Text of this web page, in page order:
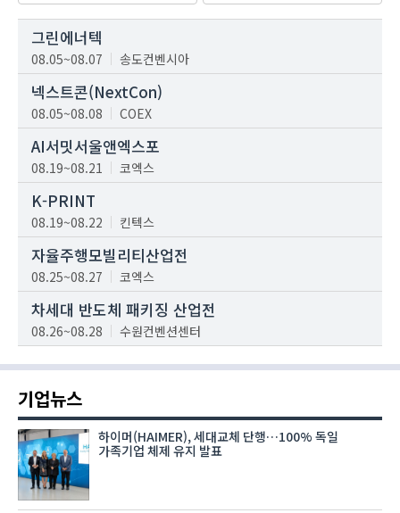
그린에너텍
08.05~08.07 송도컨벤시아
넥스트콘(NextCon)
08.05~08.08 COEX
AI서밋서울앤엑스포
08.19~08.21 코엑스
K-PRINT
08.19~08.22 킨텍스
자율주행모빌리티산업전
08.25~08.27 코엑스
차세대 반도체 패키징 산업전
08.26~08.28 수원컨벤션센터
기업뉴스
하이머(HAIMER), 세대교체 단행…100% 독일
가족기업 체제 유지 발표